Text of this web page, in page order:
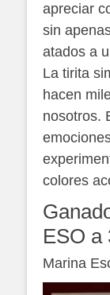
apreciar
sin
atados a
La tirita
hacen
nosotros.
colores
ESO a
Marina